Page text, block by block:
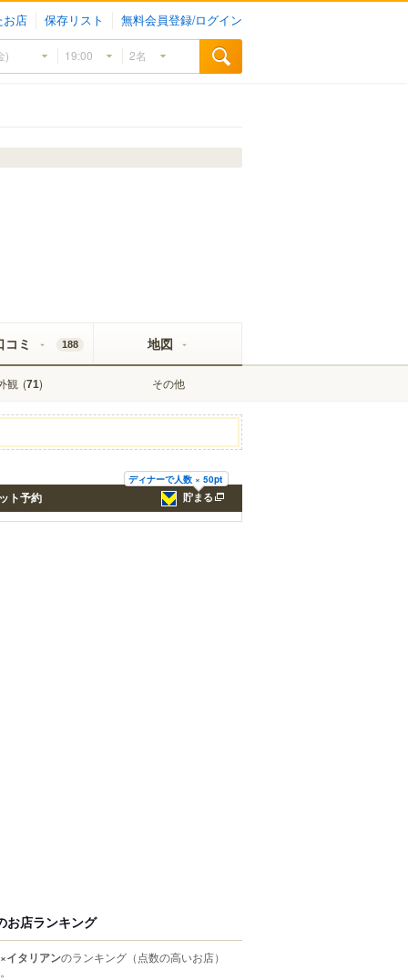
お店 保存リスト 無料会員登録/ログイン
観 (71) その他
コミ 188 地図
ディナーで人数 × 50pt
貯まる
ト予約
お店ランキング
イタリアンのランキング （点数の高いお店）